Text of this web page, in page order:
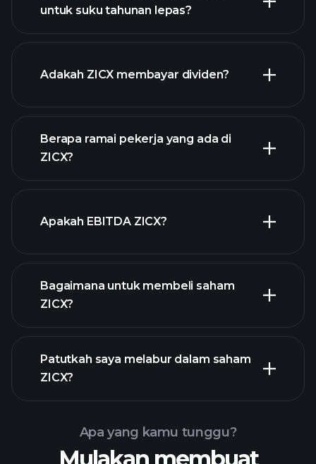
pendapatan ZICX
untuk suku tahunan lepas?
Adakah ZICX membayar dividen?
Berapa ramai pekerja yang ada di
ZICX?
majikan terbesar
Apakah EBITDA ZICX?
laporan kewangan
Bagaimana untuk membeli saham
ZICX?
Patutkah saya melabur dalam saham
ZICX?
Apa yang kamu tunggu?